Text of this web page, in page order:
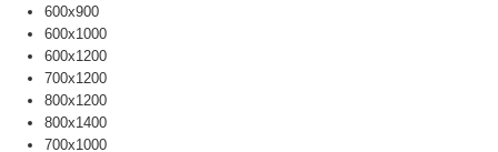
600х900
600х1000
600х1200
700х1200
800х1200
800х1400
700х1000